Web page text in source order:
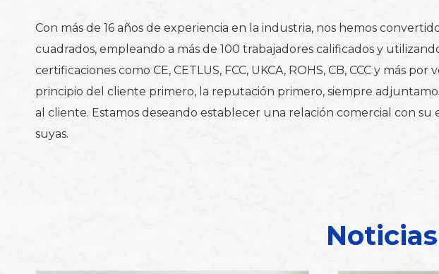
Con más de 16 años de experiencia en la industria, nos hemos
cuadrados, empleando a más de 100 trabajadores calificados y
certificaciones como CE, CETLUS, FCC, UKCA, ROHS, CB, CCC y más
principio del cliente primero, la reputación primero, siempre
al cliente. Estamos deseando establecer una relación comercial con
suyas.